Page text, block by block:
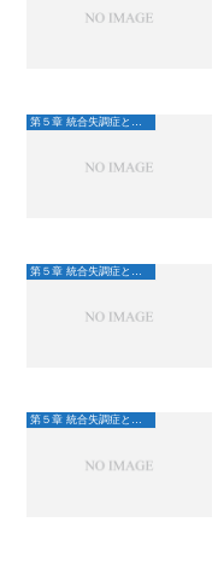
第５章 統合失調症と未来へ